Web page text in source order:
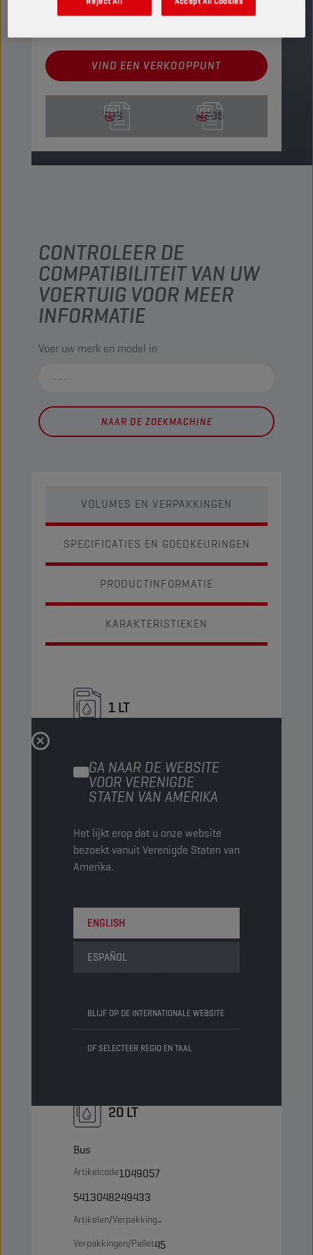
GA NAAR DE WEBSITE
VOOR VERENIGDE
STATEN VAN AMERIKA
Het lijkt erop dat u onze website
bezoekt vanuit Verenigde Staten van
Amerika.
ENGLISH
ESPAÑOL
BLIJF OP DE INTERNATIONALE WEBSITE
OF SELECTEER REGIO EN TAAL
PRODUCT: 65646
VIND EEN VERKOOPPUNT
TDS MSDS
CONTROLEER DE
COMPATIBILITEIT VAN UW
VOERTUIG VOOR MEER
INFORMATIE
Voer uw merk en model in
NAAR DE ZOEKMACHINE
VOLUMES EN VERPAKKINGEN
SPECIFICATIES EN GOEDKEURINGEN
PRODUCTINFORMATIE
KARAKTERISTIEKEN
1 LT
Artikelcode1049055
5413048248436
Verpakkingen/Pallet-
Status NORMAAL
5 LT
Artikelen/Verpakking4
-
20 LT
Bus
Artikelcode1049057
5413048249433
Artikelen/Verpakking-
Verpakkingen/Pallet45